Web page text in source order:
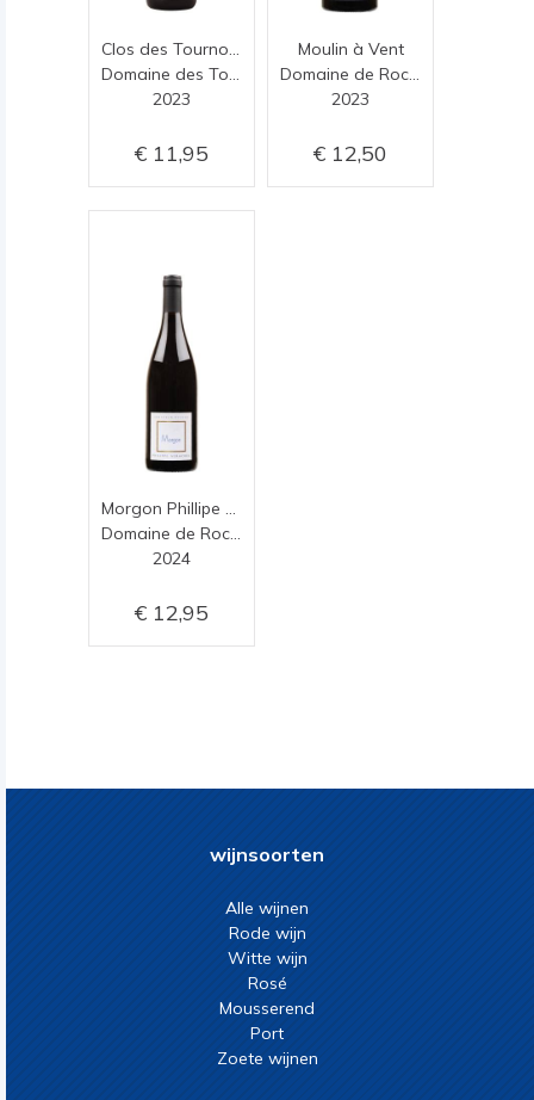
2023
11,95
Moulin à Vent
2023
12,50
2024
12,95
wijnsoorten
Alle wijnen
Rode wijn
Witte wijn
Rosé
Mousserend
Port
Zoete wijnen